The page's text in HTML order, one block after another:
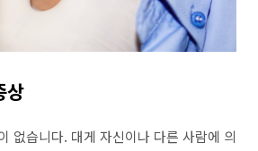
상
없습니다. 대게 자신이나 다른 사람에 의